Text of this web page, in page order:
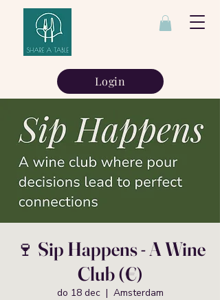
Login
🍷 Sip Happens - A Wine
Club (€)
do 18 dec
  |
Amsterdam